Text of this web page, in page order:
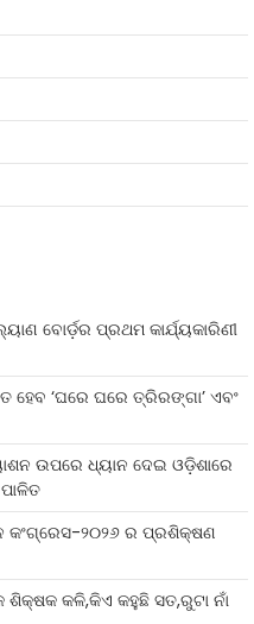
ବୋର୍ଡ଼ର ପ୍ରଥମ କାର୍ଯ୍ୟକାରିଣୀ
ହେବ ‘ଘରେ ଘରେ ତ୍ରିରଙ୍ଗା’ ଏବଂ
ଉପରେ ଧ୍ୟାନ ଦେଇ ଓଡ଼ିଶାରେ
କଂଗ୍ରେସ-୨୦୨୬ ର ପ୍ରଶିକ୍ଷଣ
ଶିକ୍ଷକ କଳି,କିଏ କହୁଛି ସତ,ରୁଟା ନାଁ